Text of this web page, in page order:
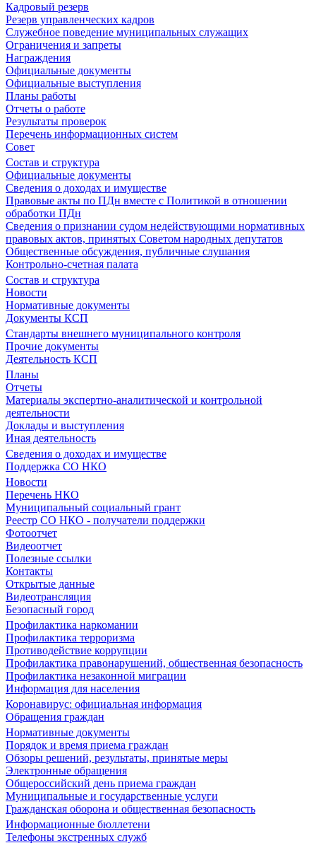
Кадровый резерв
Резерв управленческих кадров
Служебное поведение муниципальных служащих
Ограничения и запреты
Награждения
Официальные документы
Официальные выступления
Планы работы
Отчеты о работе
Результаты проверок
Перечень информационных систем
Совет
Состав и структура
Официальные документы
Сведения о доходах и имуществе
Правовые акты по ПДн вместе с Политикой в отношении
обработки ПДн
Сведения о признании судом недействующими нормативных
правовых актов, принятых Советом народных депутатов
Общественные обсуждения, публичные слушания
Контрольно-счетная палата
Состав и структура
Новости
Нормативные документы
Документы КСП
Стандарты внешнего муниципального контроля
Прочие документы
Деятельность КСП
Планы
Отчеты
Материалы экспертно-аналитической и контрольной
деятельности
Доклады и выступления
Иная деятельность
Сведения о доходах и имуществе
Поддержка СО НКО
Новости
Перечень НКО
Муниципальный социальный грант
Реестр СО НКО - получатели поддержки
Фотоотчет
Видеоотчет
Полезные ссылки
Контакты
Открытые данные
Видеотрансляция
Безопасный город
Профилактика наркомании
Профилактика терроризма
Противодействие коррупции
Профилактика правонарушений, общественная безопасность
Профилактика незаконной миграции
Информация для населения
Коронавирус: официальная информация
Обращения граждан
Нормативные документы
Порядок и время приема граждан
Обзоры решений, результаты, принятые меры
Электронные обращения
Общероссийский день приема граждан
Муниципальные и государственные услуги
Гражданская оборона и общественная безопасность
Информационные бюллетени
Телефоны экстренных служб